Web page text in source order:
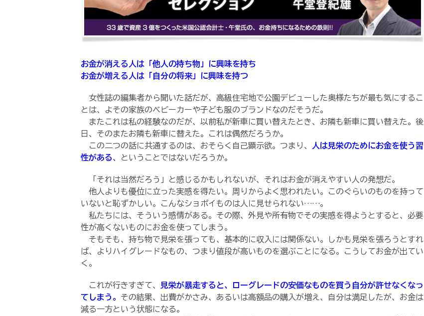
お金が消える人は「他人の持ち物」に興味を持ち
お金が増える人は「自分の将来」に興味を持つ
女性誌の編集者から聞いた話だが、高級住宅地で公園デビューした奥様たちが最も気にするこ
とは、よその家族のベビーカーや子ども服のブランドなのだそうだ。
またこれは私の経験なのだが、以前私が新車に買い替えたとき、お隣も新車に買い替えた。後
日、そのまたお隣も新車に替えた。これは偶然だろうか。
この二つの話に共通するのは、おそらく自己顕示欲。つまり、
人は見栄のためにお金を使う習
性がある、 ということではないだろうか。
「それは当然だろう」と感じるかもしれないが、それはお金が消えやすい人の発想だ。
他人よりも優位に立った実感を得たい。周りからよく思われたい。このぐらいのものを持って
いないと恥ずかしい。こんなショボイものは人に見せられない……。
私たちには、そういう感情がある。その際、外見や所有物でその実感を得ようとすると、必要
性が高くないものにお金を使ってしまう。
そもそも、持ち物で見栄を張っても、基本的に収入には関係ない。しかも見栄を張ろうとすれ
ば、よりハイグレードなもの、つまり値段が高いものを選ぶことになる。こうしてお金が出てい
く。
これが行きすぎて、
見栄が暴走すると、ローグレードの安価なものを買う自分が許せなくなっ
てしまう。 その結果、出費がかさみ、あるいは高額品の購入が増え、自分は満足したが、お金は
減る一方という状態になる。